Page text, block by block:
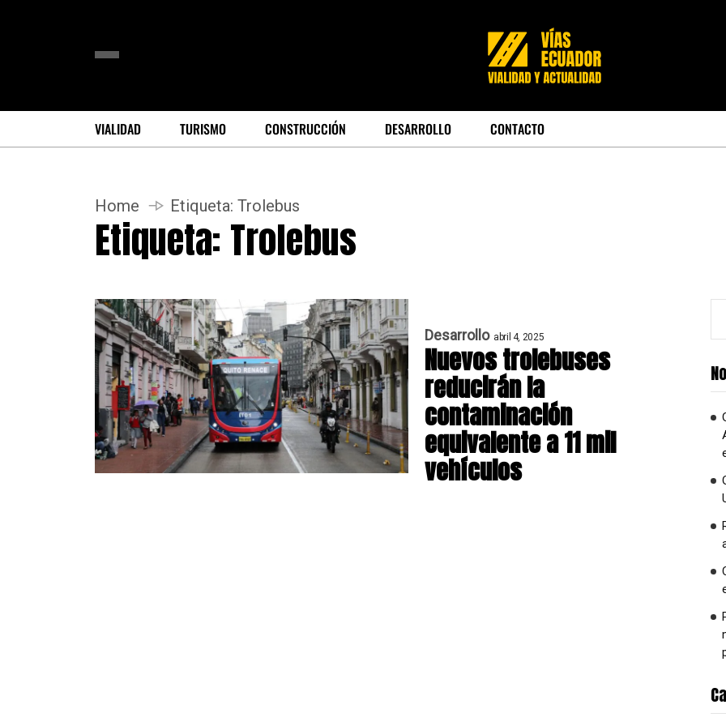
VIALIDAD TURISMO CONSTRUCCIÓN DESARROLLO CONTACTO
Home Etiqueta: Trolebus
Etiqueta: Trolebus
Desarrollo abril 4, 2025
Nuevos trolebuses
reducirán la
contaminación
equivalente a 11 mil
vehículos